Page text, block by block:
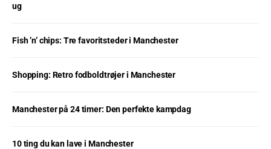
ug
Fish ’n’ chips: Tre favoritsteder i Manchester
Shopping: Retro fodboldtrøjer i Manchester
Manchester på 24 timer: Den perfekte kampdag
10 ting du kan lave i Manchester